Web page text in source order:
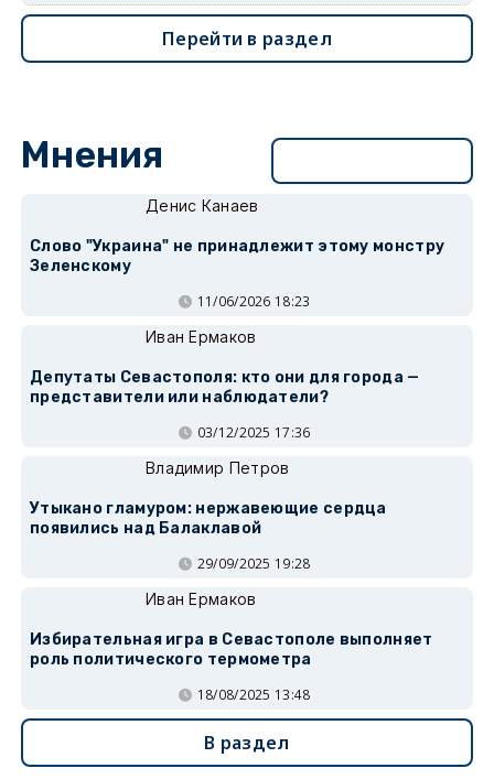
Перейти в раздел
Мнения
Денис Канаев
Слово "Украина" не принадлежит этому монстру
Зеленскому
11/06/2026 18:23
Иван Ермаков
Депутаты Севастополя: кто они для города —
представители или наблюдатели?
03/12/2025 17:36
Владимир Петров
Утыкано гламуром: нержавеющие сердца
появились над Балаклавой
29/09/2025 19:28
Иван Ермаков
Избирательная игра в Севастополе выполняет
роль политического термометра
18/08/2025 13:48
В раздел